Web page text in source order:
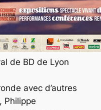
de BD de Lyon
avec d’autres
Philippe